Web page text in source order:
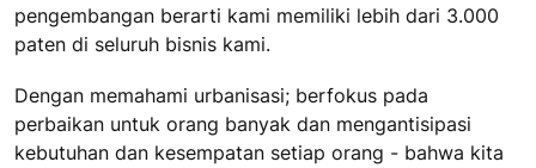
pengembangan berarti kami memiliki lebih dari 3.000
paten di seluruh bisnis kami.
Dengan memahami urbanisasi; berfokus pada
perbaikan untuk orang banyak dan mengantisipasi
kebutuhan dan kesempatan setiap orang - bahwa kita